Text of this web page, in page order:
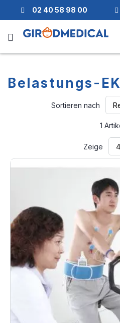
02 40 58 98 00
Belastungs-
Sortieren nach
1
Zeige